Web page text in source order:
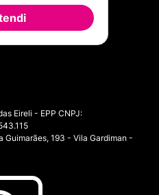
Eireli - EPP CNPJ:
Guimarães, 193 - Vila Gardiman -